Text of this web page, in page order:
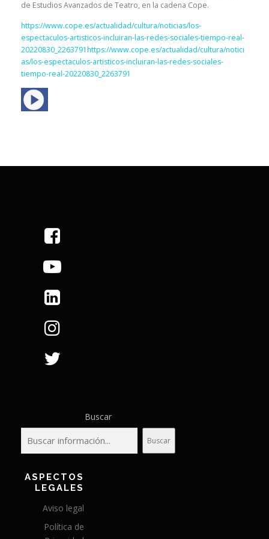
de Estudios Avanzados de Teatro, en la cadena Cope.
https://www.cope.es/actualidad/cultura/noticias/los-
espectaculos-artisticos-incluiran-las-redes-sociales-tiempo-real-
20220830_2263791https://www.cope.es/actualidad/cultura/notici
as/los-espectaculos-artisticos-incluiran-las-redes-sociales-
tiempo-real-20220830_2263791
Buscar
Buscar
ASPECTOS
LEGALES
Aviso legal
Política de